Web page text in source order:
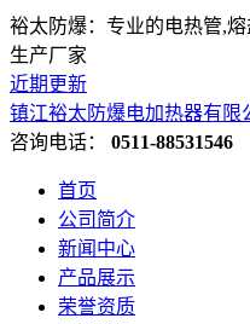
裕太防爆：专业的电热管,
生产厂家
近期更新
镇江裕太防爆电加热器有限
咨询电话： 0511-88531546
首页
公司简介
新闻中心
产品展示
荣誉资质